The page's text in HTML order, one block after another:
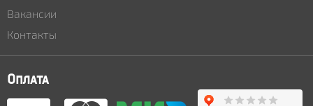
Вакансии
Контакты
Оплата